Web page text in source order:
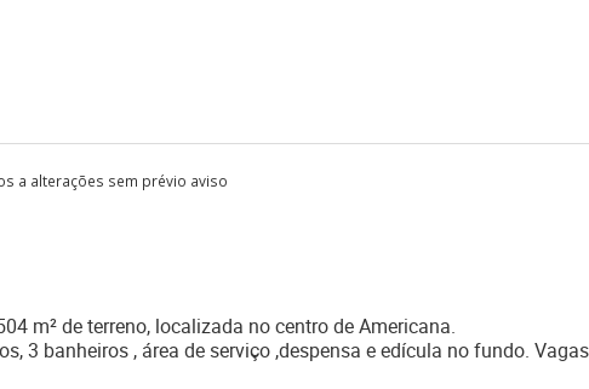
a alterações sem prévio aviso
m² de terreno, localizada no centro de Americana.
3 banheiros , área de serviço ,despensa e edícula no fundo.